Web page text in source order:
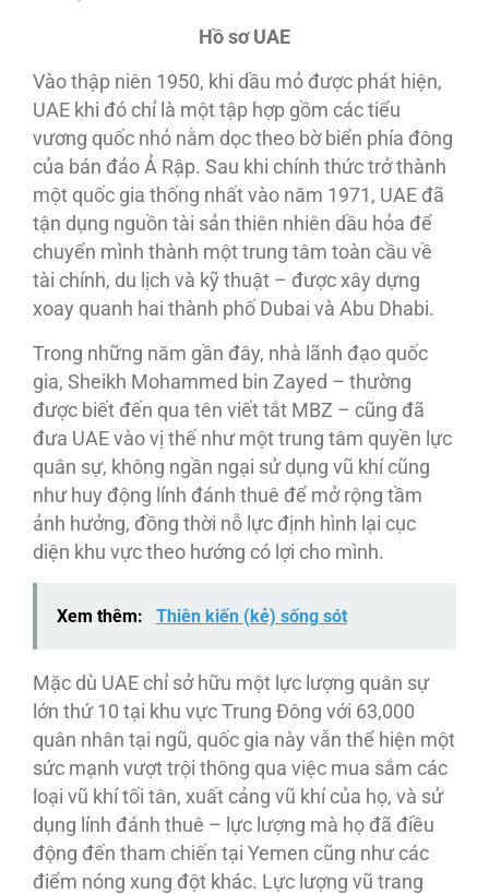
Hồ sơ UAE
Vào thập niên 1950, khi dầu mỏ được phát hiện,
UAE khi đó chỉ là một tập hợp gồm các tiểu
vương quốc nhỏ nằm dọc theo bờ biển phía đông
của bán đảo Ả Rập. Sau khi chính thức trở thành
một quốc gia thống nhất vào năm 1971, UAE đã
tận dụng nguồn tài sản thiên nhiên dầu hỏa để
chuyển mình thành một trung tâm toàn cầu về
tài chính, du lịch và kỹ thuật – được xây dựng
xoay quanh hai thành phố Dubai và Abu Dhabi.
Trong những năm gần đây, nhà lãnh đạo quốc
gia, Sheikh Mohammed bin Zayed – thường
được biết đến qua tên viết tắt MBZ – cũng đã
đưa UAE vào vị thế như một trung tâm quyền lực
quân sự, không ngần ngại sử dụng vũ khí cũng
như huy động lính đánh thuê để mở rộng tầm
ảnh hưởng, đồng thời nỗ lực định hình lại cục
diện khu vực theo hướng có lợi cho mình.
Xem thêm: Thiên kiến (kẻ) sống sót
Mặc dù UAE chỉ sở hữu một lực lượng quân sự
lớn thứ 10 tại khu vực Trung Đông với 63,000
quân nhân tại ngũ, quốc gia này vẫn thể hiện một
sức mạnh vượt trội thông qua việc mua sắm các
loại vũ khí tối tân, xuất cảng vũ khí của họ, và sử
dụng lính đánh thuê – lực lượng mà họ đã điều
động đến tham chiến tại Yemen cũng như các
điểm nóng xung đột khác. Lực lượng vũ trang